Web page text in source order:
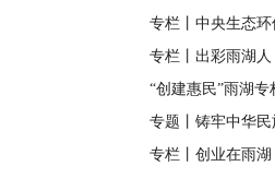
专栏丨中央生态环
专栏丨出彩雨湖人
“创建惠民”雨湖专
专题丨铸牢中华
专栏丨创业在雨湖